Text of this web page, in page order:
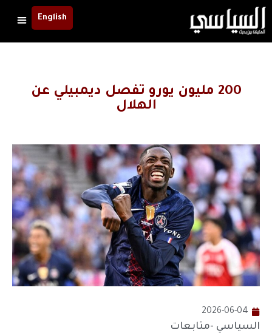
English
200 مليون يورو تفصل ديمبيلي عن
الهلال
2026-06-04
السياسي -متابعات